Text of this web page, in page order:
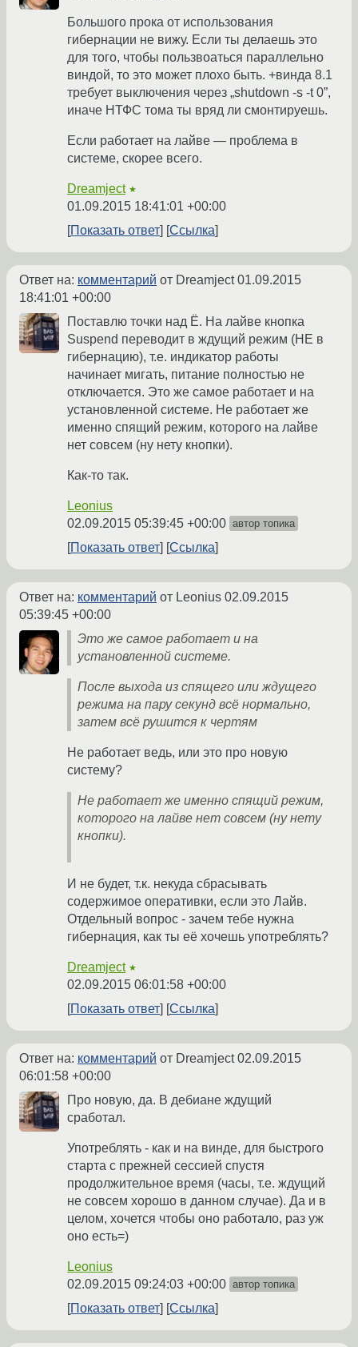
Большого прока от использования
гибернации не вижу. Если ты делаешь это
для того, чтобы пользвоаться параллельно
виндой, то это может плохо быть. +винда 8.1
требует выключения через „shutdown -s -t 0”,
иначе НТФС тома ты вряд ли смонтируешь.
Если работает на лайве — проблема в
системе, скорее всего.
Dreamject ★
01.09.2015 18:41:01 +00:00
Показать ответ
Ссылка
Ответ на: комментарий от Dreamject01.09.2015
18:41:01 +00:00
Поставлю точки над Ё. На лайве кнопка
Suspend переводит в ждущий режим (НЕ в
гибернацию), т.е. индикатор работы
начинает мигать, питание полностью не
отключается. Это же самое работает и на
установленной системе. Не работает же
именно спящий режим, которого на лайве
нет совсем (ну нету кнопки).
Как-то так.
Leonius
02.09.2015 05:39:45 +00:00 автор топика
Показать ответ Ссылка
Ответ на: комментарий от Leonius 02.09.2015
05:39:45 +00:00
Это же самое работает и на
установленной системе.
После выхода из спящего или ждущего
режима на пару секунд всё нормально,
затем всё рушится к чертям
Не работает ведь, или это про новую
систему?
Не работает же именно спящий режим,
которого на лайве нет совсем (ну нету
кнопки).
И не будет, т.к. некуда сбрасывать
содержимое оперативки, если это Лайв.
Отдельный вопрос - зачем тебе нужна
гибернация, как ты её хочешь употреблять?
Dreamject ★
02.09.2015 06:01:58 +00:00
Показать ответ
Ссылка
Ответ на: комментарий от Dreamject02.09.2015
06:01:58 +00:00
Про новую, да. В дебиане ждущий
сработал.
Употреблять - как и на винде, для быстрого
старта с прежней сессией спустя
продолжительное время (часы, т.е. ждущий
не совсем хорошо в данном случае). Да и в
целом, хочется чтобы оно работало, раз уж
оно есть=)
Leonius
02.09.2015 09:24:03 +00:00 автор топика
Показать ответ Ссылка